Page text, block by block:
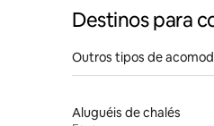
Destinos para
Outros tipos de
Aluguéis de chalés